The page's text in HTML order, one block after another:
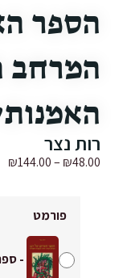
הספר
המרחב
רות נצר
₪48.00
–
₪144.00
פורמט
-